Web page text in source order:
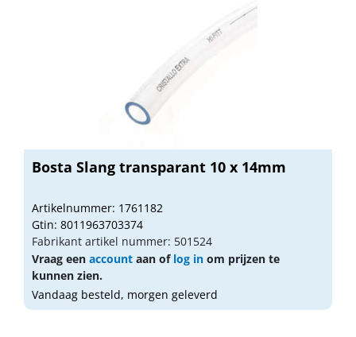
Bosta Slang transparant 10 x 14mm
Artikelnummer: 1761182
Gtin: 8011963703374
Fabrikant artikel nummer: 501524
Vraag een account aan of log in om prijzen te
kunnen zien.
Vandaag besteld, morgen geleverd